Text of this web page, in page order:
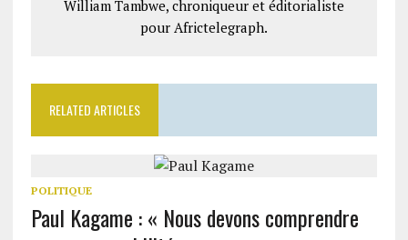
William Tambwe, chroniqueur et éditorialiste
pour Africtelegraph.
RELATED ARTICLES
POLITIQUE
Paul Kagame : « Nous devons comprendre